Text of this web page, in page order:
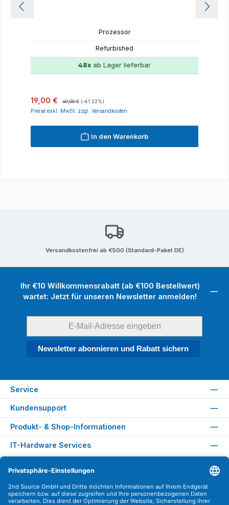
Prozessor
Refurbished
48x ab Lager lieferbar
Verkaufspreis:
19,00 € Regulärer Preis:
49,00 € (-61.22%)
Preise exkl. MwSt. zzgl. Versandkosten
In den Warenkorb
Versandkostenfrei ab €500 (Standard-Paket DE)
Ihr €10 Willkommensrabatt (ab €100 Bestellwert)
wartet: Jetzt für unseren Newsletter anmelden!
Newsletter abonnieren und Rabatt sichern
Service
Kundensupport
Produkt- & Shop-Informationen
IT-Hardware Services
Versandarten
Zahlungsarten